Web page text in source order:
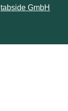
tabside GmbH